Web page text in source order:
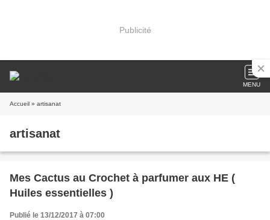
Publicité
MENU
Accueil » artisanat
artisanat
Mes Cactus au Crochet à parfumer aux HE (
Huiles essentielles )
Publié le 13/12/2017 à 07:00